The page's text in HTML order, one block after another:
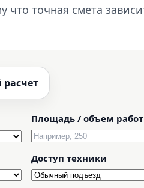
что точная смета
Площадь / объем работ
Доступ техники